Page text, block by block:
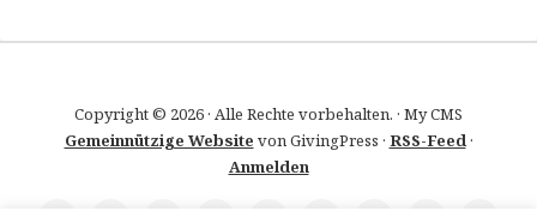
Copyright © 2026 · Alle Rechte vorbehalten. · My CMS
Gemeinnützige Website von GivingPress · RSS-Feed·
Anmelden